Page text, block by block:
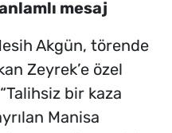
mesaj
Akgün, törende
Zeyrek’e özel
bir kaza
Manisa